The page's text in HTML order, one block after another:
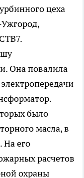
цеха
Она повалила
было
масла, в
На его
расчетов
охраны